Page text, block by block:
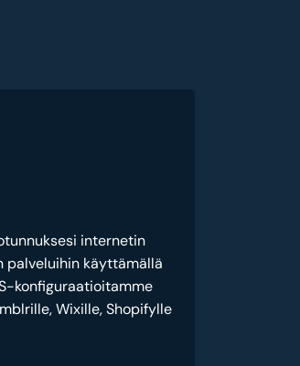
internetin
palveluihin käyttämällä
konfiguraatioitamme
Wixille, Shopifylle